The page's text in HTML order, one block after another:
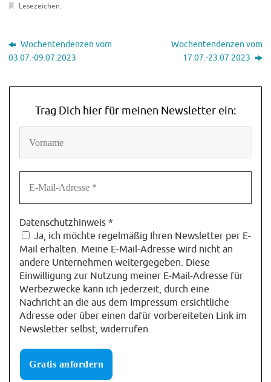
Lesezeichen.
Wochentendenzen vom
03.07.-09.07.2023
Wochentendenzen vom
17.07.-23.07.2023
Trag Dich hier für meinen Newsletter ein:
Datenschutzhinweis *
Ja, ich möchte regelmäßig Ihren Newsletter per E-
Mail erhalten. Meine E-Mail-Adresse wird nicht an
andere Unternehmen weitergegeben. Diese
Einwilligung zur Nutzung meiner E-Mail-Adresse für
Werbezwecke kann ich jederzeit, durch eine
Nachricht an die aus dem Impressum ersichtliche
Adresse oder über einen dafür vorbereiteten Link im
Newsletter selbst, widerrufen.